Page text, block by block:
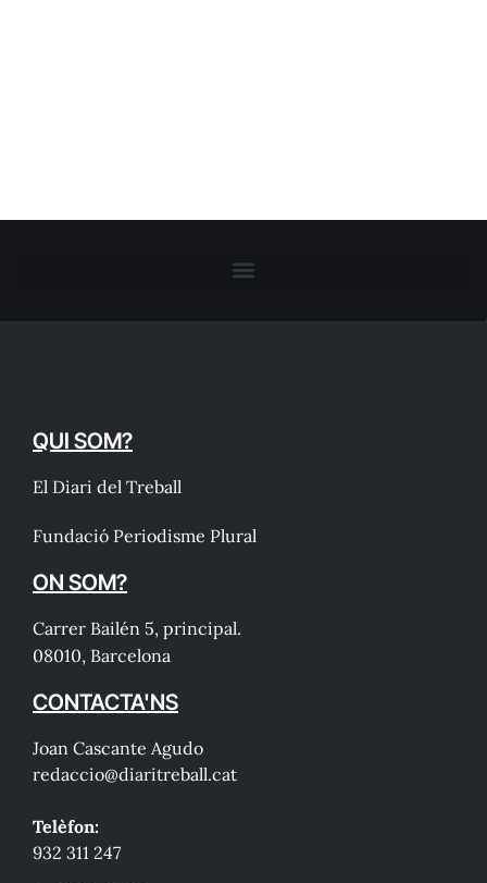
QUI SOM?
El Diari del Treball
Fundació Periodisme Plural
ON SOM?
Carrer Bailén 5, principal.
08010, Barcelona
CONTACTA'NS
Joan Cascante Agudo
redaccio@diaritreball.cat
Telèfon:
932 311 247